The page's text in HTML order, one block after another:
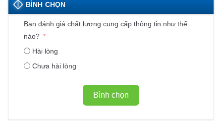
BÌNH CHỌN
Bạn đánh giá chất lượng cung cấp thông tin như thế
nào?
Hài lòng
Chưa hài lòng
Bình chọn